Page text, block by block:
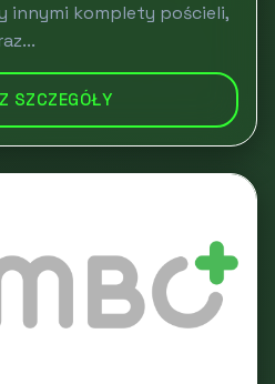
innymi komplety pościeli,
SZCZEGÓŁY